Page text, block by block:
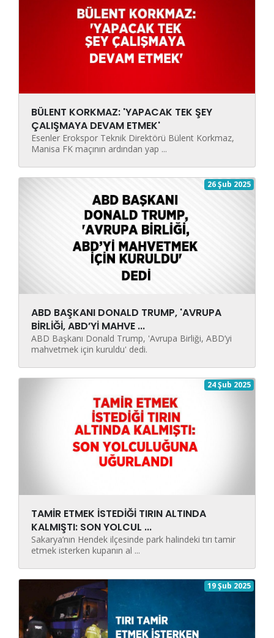
BÜLENT KORKMAZ: 'YAPACAK TEK ŞEY
ÇALIŞMAYA DEVAM ETMEK'
Esenler Erokspor Teknik Direktörü Bülent Korkmaz,
Manisa FK maçının ardından yap ...
26 Şub 2025
ABD BAŞKANI DONALD TRUMP, 'AVRUPA
BİRLİĞİ, ABD’Yİ MAHVE ...
ABD Başkanı Donald Trump, 'Avrupa Birliği, ABD’yi
mahvetmek için kuruldu' dedi.
24 Şub 2025
TAMİR ETMEK İSTEDİĞİ TIRIN ALTINDA
KALMIŞTI: SON YOLCUL ...
Sakarya’nın Hendek ilçesinde park halindeki tırı tamir
etmek isterken kupanın al ...
19 Şub 2025